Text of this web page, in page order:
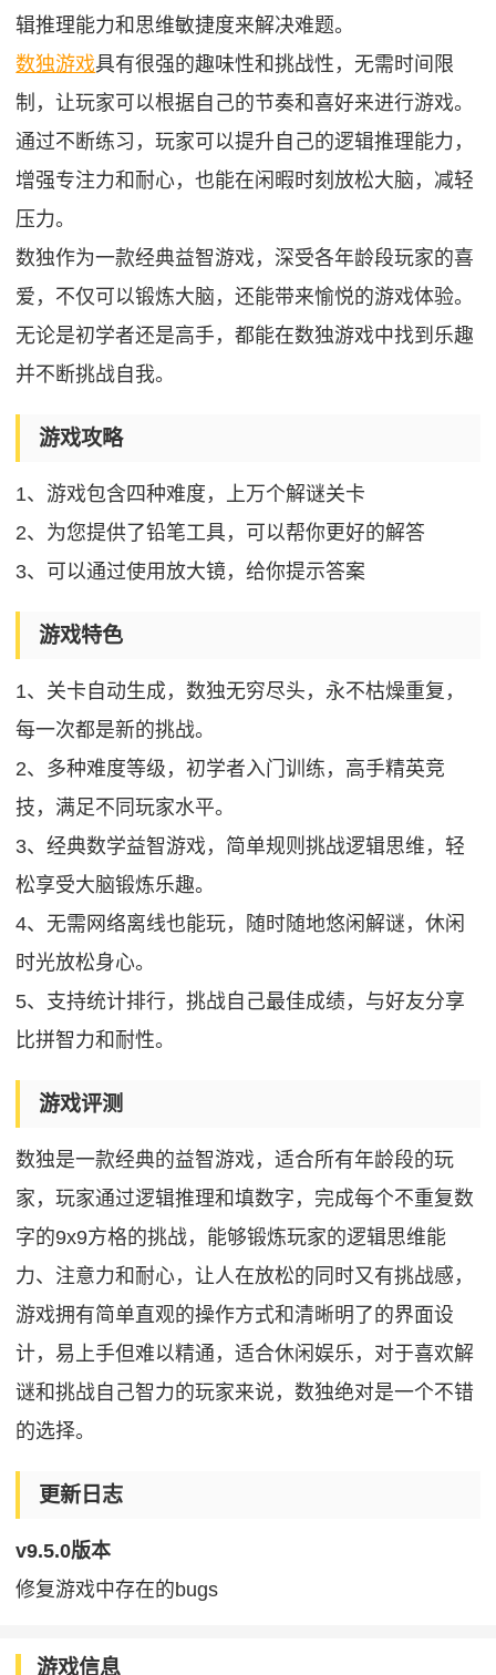
辑推理能力和思维敏捷度来解决难题。
数独游戏具有很强的趣味性和挑战性，无需时间限
制，让玩家可以根据自己的节奏和喜好来进行游戏。
通过不断练习，玩家可以提升自己的逻辑推理能力，
增强专注力和耐心，也能在闲暇时刻放松大脑，减轻
压力。
数独作为一款经典益智游戏，深受各年龄段玩家的喜
爱，不仅可以锻炼大脑，还能带来愉悦的游戏体验。
无论是初学者还是高手，都能在数独游戏中找到乐趣
并不断挑战自我。
游戏攻略
1、游戏包含四种难度，上万个解谜关卡
2、为您提供了铅笔工具，可以帮你更好的解答
3、可以通过使用放大镜，给你提示答案
游戏特色
1、关卡自动生成，数独无穷尽头，永不枯燥重复，
每一次都是新的挑战。
2、多种难度等级，初学者入门训练，高手精英竞
技，满足不同玩家水平。
3、经典数学益智游戏，简单规则挑战逻辑思维，轻
松享受大脑锻炼乐趣。
4、无需网络离线也能玩，随时随地悠闲解谜，休闲
时光放松身心。
5、支持统计排行，挑战自己最佳成绩，与好友分享
比拼智力和耐性。
游戏评测
数独是一款经典的益智游戏，适合所有年龄段的玩
家，玩家通过逻辑推理和填数字，完成每个不重复数
字的9x9方格的挑战，能够锻炼玩家的逻辑思维能
力、注意力和耐心，让人在放松的同时又有挑战感，
游戏拥有简单直观的操作方式和清晰明了的界面设
计，易上手但难以精通，适合休闲娱乐，对于喜欢解
谜和挑战自己智力的玩家来说，数独绝对是一个不错
的选择。
更新日志
v9.5.0版本
修复游戏中存在的bugs
游戏信息